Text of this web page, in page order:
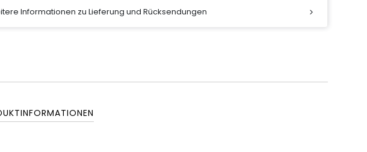
Informationen zu Lieferung und Rücksendungen